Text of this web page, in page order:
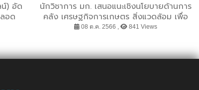
) อัด
อด
นักวิชาการ มก. เสนอแนะเชิงนโยบายด้านการ
คลัง เศรษฐกิจการเกษตร สิ่งแวดล้อม เพื่อ
การเปลี่ยนผ่านประเทศไทยอย่างมีประสิทธิผล
08 ต.ค. 2566 , 841 Views